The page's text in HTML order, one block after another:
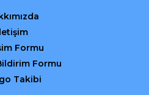
Formu
Formu
Takibi